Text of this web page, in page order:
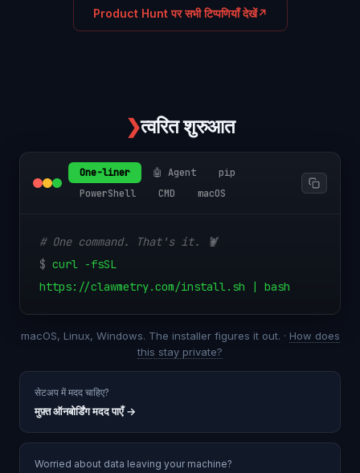
Product Hunt पर सभी टिप्पणियाँ देखें↗
❯त्वरित शुरुआत
One-liner 🤖 Agent
pip
PowerShell
CMD macOS
# One command. That's it. 🦞
$ curl -fsSL
https://clawmetry.com/install.sh | bash
macOS, Linux, Windows. The installer figures it out. · How does
this stay private?
सेटअप में मदद चाहिए?
मुफ़्त ऑनबोर्डिंग मदद पाएँ→
Worried about data leaving your machine?